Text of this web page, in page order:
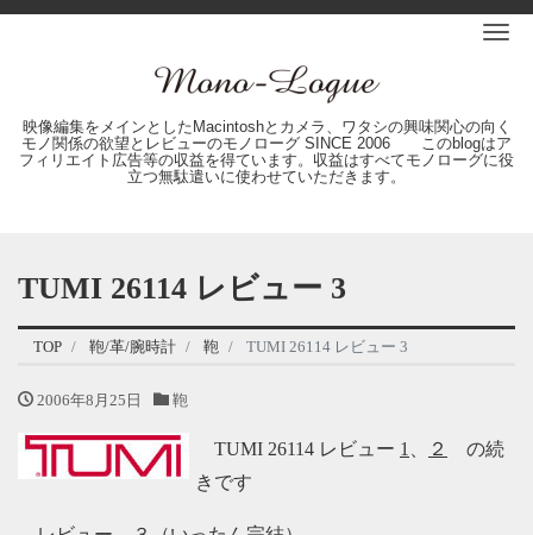
映像編集をメインとしたMacintoshとカメラ、ワタシの興味関心の向く
モノ関係の欲望とレビューのモノローグ SINCE 2006 このblogはア
フィリエイト広告等の収益を得ています。収益はすべてモノローグに役
立つ無駄遣いに使わせていただきます。
TUMI 26114 レビュー 3
TOP 鞄/革/腕時計 鞄 TUMI 26114 レビュー 3
2006年8月25日 鞄
TUMI 26114 レビュー 1 ２
の続
きです